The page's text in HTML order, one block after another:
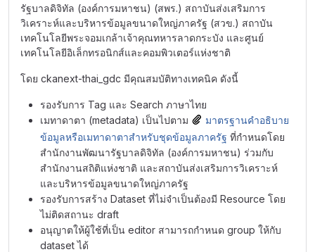
รัฐบาลดิจิทัล (องค์การมหาชน) (สพร.) สถาบันส่งเสริมการ
วิเคราะห์และบริหารข้อมูลขนาดใหญ่ภาครัฐ (สวข.) สถาบัน
เทคโนโลยีพระจอมเกล้าเจ้าคุณทหารลาดกระบัง และศูนย์
เทคโนโลยีอิเล็กทรอนิกส์และคอมพิวเตอร์แห่งชาติ
โดย ckanext-thai_gdc มีคุณสมบัติทางเทคนิค ดังนี้
รองรับการ Tag และ Search ภาษาไทย
เมทาดาตา (metadata) เป็นไปตาม
มาตรฐานคำอธิบาย
ข้อมูลหรือเมทาดาตาสำหรับชุดข้อมูลภาครัฐ ที่กำหนดโดย
สำนักงานพัฒนารัฐบาลดิจิทัล (องค์การมหาชน) ร่วมกับ
สำนักงานสถิติแห่งชาติ และสถาบันส่งเสริมการวิเคราะห์
และบริหารข้อมูลขนาดใหญ่ภาครัฐ
รองรับการสร้าง Dataset ที่ไม่จำเป็นต้องมี Resource โดย
ไม่ติดสถานะ draft
อนุญาตให้ผู้ใช้ที่เป็น editor สามารถกำหนด group ให้กับ
dataset ได้